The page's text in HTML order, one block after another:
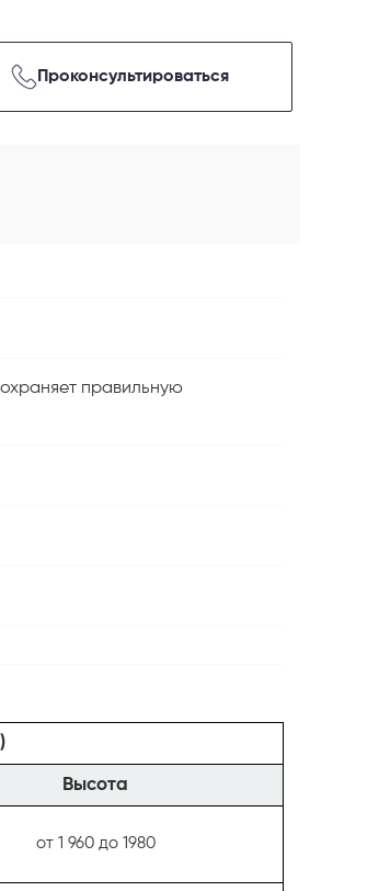
Проконсультироваться
правильную
Высота
от 1 960 до 1980